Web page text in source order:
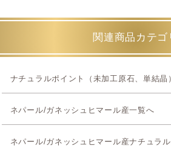
関連商品カテゴ
ナチュラルポイント（未加工原石、単結晶
ネパール/ガネッシュヒマール産一覧へ
ネパール/ガネッシュヒマール産ナチュラ